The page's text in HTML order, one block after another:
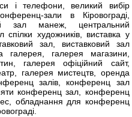
і телефони, великий вибір
зали в Кіровограді,
зал манеж, центральний
спілки художників, виставка у
зал, виставковий зал
галерея, галерея магазини,
галерея офіційний сайт,
галерея мистецтв, оренда
залів, конференц зал
конференц зал, конференц
обладнання для конференц